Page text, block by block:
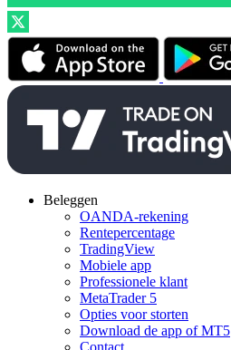
Beleggen
OANDA-rekening
Rentepercentage
TradingView
Mobiele app
Professionele klant
MetaTrader 5
Opties voor storten
Download de app of MT5
Contact